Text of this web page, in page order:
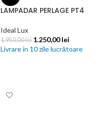
LAMPADAR PERLAGE PT4
Ideal Lux
1.950,00lei 1.250,00lei
Livrare in 10 zile lucrătoare